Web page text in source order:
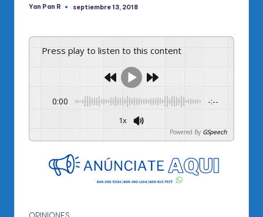
Publicado
Yan Pan R septiembre 13, 2018
Press play to listen to this content
0:00 -:--
1x
Powered By GSpeech